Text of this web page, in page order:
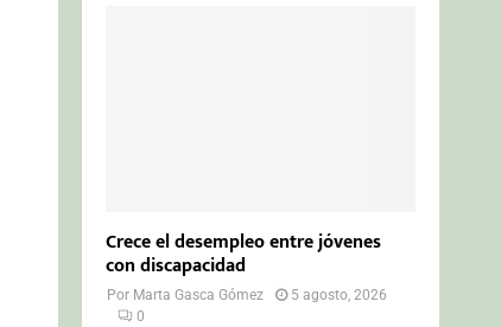
Crece el desempleo entre jóvenes
con discapacidad
Por Marta Gasca Gómez
5 agosto, 2026
0